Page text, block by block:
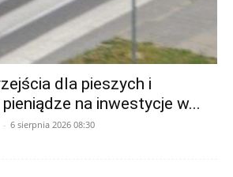
dla pieszych i
na inwestycje w...
- 6 sierpnia 2026 08:30